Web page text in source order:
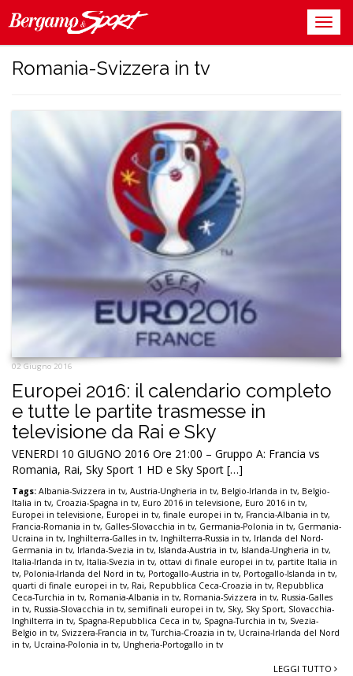
Romania-Svizzera in tv
02 Giugno 2016
Europei 2016: il calendario completo
e tutte le partite trasmesse in
televisione da Rai e Sky
VENERDI 10 GIUGNO 2016 Ore 21:00 – Gruppo A: Francia vs
Romania, Rai, Sky Sport 1 HD e Sky Sport […]
Tags: Albania-Svizzera in tv, Austria-Ungheria in tv, Belgio-Irlanda in tv, Belgio-
Italia in tv, Croazia-Spagna in tv, Euro 2016 in televisione, Euro 2016 in tv,
Europei in televisione, Europei in tv, finale europei in tv, Francia-Albania in tv,
Francia-Romania in tv, Galles-Slovacchia in tv, Germania-Polonia in tv, Germania-
Ucraina in tv, Inghilterra-Galles in tv, Inghilterra-Russia in tv, Irlanda del Nord-
Germania in tv, Irlanda-Svezia in tv, Islanda-Austria in tv, Islanda-Ungheria in tv,
Italia-Irlanda in tv, Italia-Svezia in tv, ottavi di finale europei in tv, partite Italia in
tv, Polonia-Irlanda del Nord in tv, Portogallo-Austria in tv, Portogallo-Islanda in tv,
quarti di finale europei in tv, Rai, Repubblica Ceca-Croazia in tv, Repubblica
Ceca-Turchia in tv, Romania-Albania in tv, Romania-Svizzera in tv, Russia-Galles
in tv, Russia-Slovacchia in tv, semifinali europei in tv, Sky, Sky Sport, Slovacchia-
Inghilterra in tv, Spagna-Repubblica Ceca in tv, Spagna-Turchia in tv, Svezia-
Belgio in tv, Svizzera-Francia in tv,Turchia-Croazia in tv, Ucraina-Irlanda del Nord
in tv, Ucraina-Polonia in tv, Ungheria-Portogallo in tv
LEGGI TUTTO